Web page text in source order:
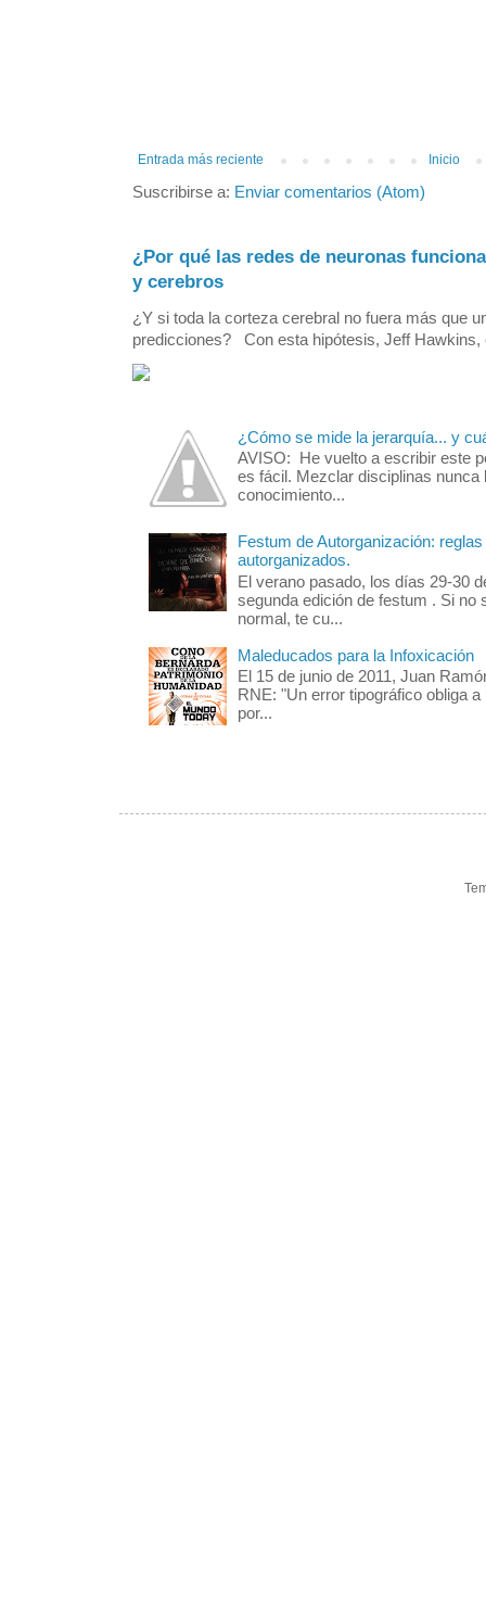
Entrada más reciente Inicio
Suscribirse a: Enviar comentarios (Atom)
¿Por qué las redes de neuronas
y cerebros
¿Y si toda la corteza cerebral no fuera más que
predicciones? Con esta hipótesis, Jeff Hawkins,
¿Cómo se mide la jerarquía... y
AVISO: He vuelto a escribir este
es fácil. Mezclar disciplinas
conocimiento...
Festum de Autorganización:
autorganizados.
El verano pasado, los días 29-30
segunda edición de festum . Si no
normal, te cu...
Maleducados para la Infoxicación
El 15 de junio de 2011, Juan
RNE: "Un error tipográfico obliga
por...